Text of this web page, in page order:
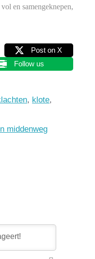
en samengeknepen,
Post on X
Follow us
, klote,
middenweg